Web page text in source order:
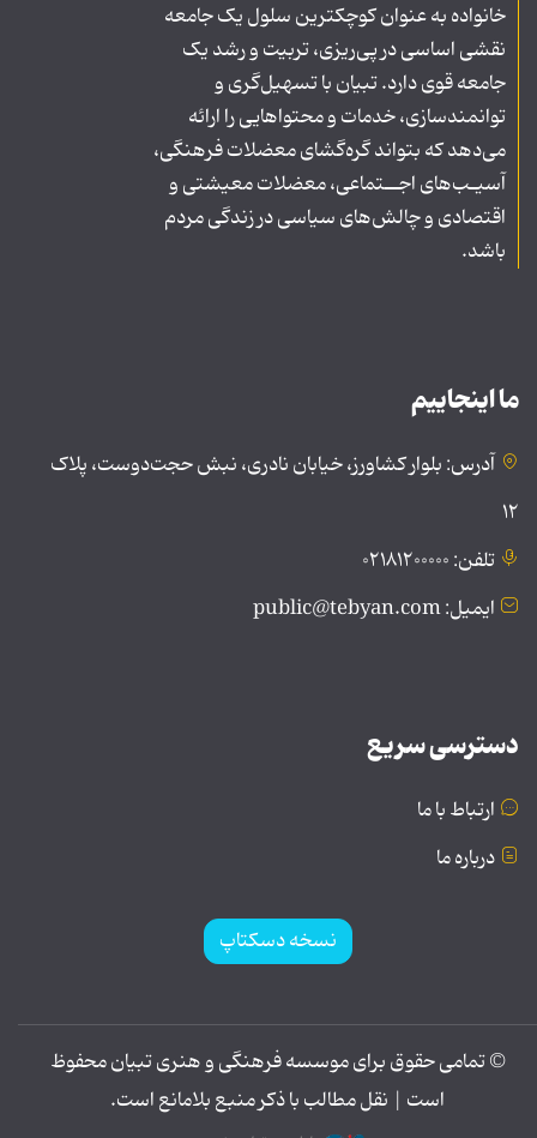
خانواده به عنوان کوچکترین سلول یک جامعه
نقشی اساسی در پی‌ریزی، تربیت و رشد یک
جامعه قوی دارد. تبیان با تسهیل‌گری و
توانمندسازی، خدمات و محتواهایی را ارائه
می‌دهد که بتواند گره‌گشای معضلات فرهنگی،
آسیـب‌های اجــتماعی، معضلات معیشتی و
اقتصادی و چالش‌های سیاسی در زندگی مردم
باشد.
ما اینجاییم
آدرس: بلوار کشاورز، خیابان نادری، نبش حجت‌دوست، پلاک
۱۲
تلفن: ۰۲۱۸۱۲۰۰۰۰۰
ایمیل: public@tebyan.com
دسترسی سریع
ارتباط با ما
درباره ما
نسخه دسکتاپ
© تمامی حقوق برای موسسه فرهنگی و هنری تبیان محفوظ
است | نقل مطالب با ذکر منبع بلامانع است.